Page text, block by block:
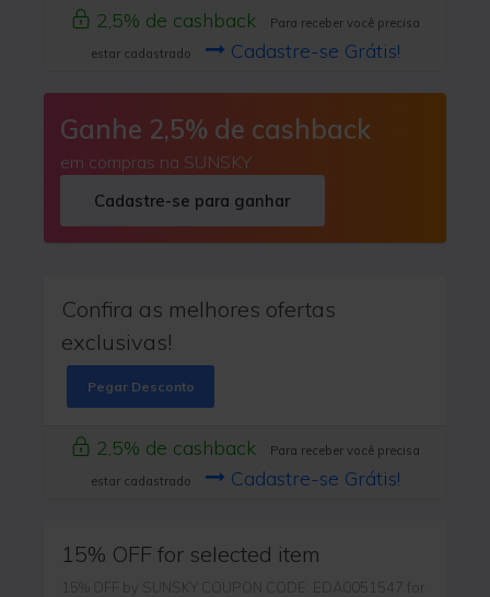
2,5% de cashback
Para receber você precisa
estar cadastrado
Cadastre-se Grátis!
Ganhe 2,5% de cashback
em compras na SUNSKY
Cadastre-se para ganhar
Confira as melhores ofertas
exclusivas!
Pegar Desconto
2,5% de cashback
Para receber você precisa
estar cadastrado
Cadastre-se Grátis!
15% OFF for selected item
15% OFF by SUNSKY COUPON CODE: EDA0051547 for